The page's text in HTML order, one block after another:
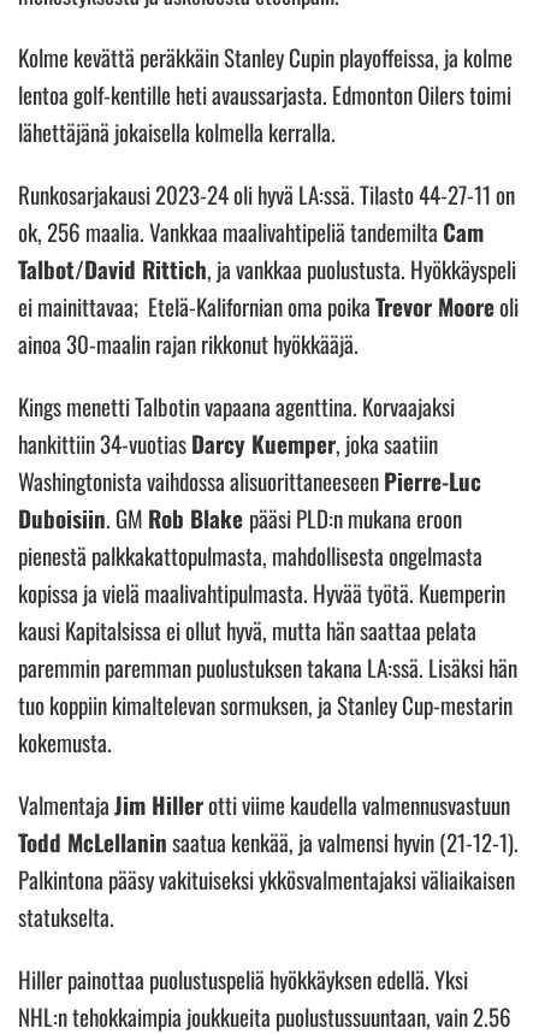
Kolme kevättä peräkkäin Stanley Cupin playoffeissa, ja kolme
lentoa golf-kentille heti avaussarjasta. Edmonton Oilers toimi
lähettäjänä jokaisella kolmella kerralla.
Runkosarjakausi 2023-24 oli hyvä LA:ssä. Tilasto 44-27-11 on
ok, 256 maalia. Vankkaa maalivahtipeliä tandemilta Cam
Talbot/David Rittich, ja vankkaa puolustusta. Hyökkäyspeli
ei mainittavaa; Etelä-Kalifornian oma poikaTrevor Mooreoli
ainoa 30-maalin rajan rikkonut hyökkääjä.
Kings menetti Talbotin vapaana agenttina. Korvaajaksi
hankittiin 34-vuotiasDarcy Kuemper, joka saatiin
Washingtonista vaihdossa alisuorittaneeseenPierre-Luc
Duboisiin. GM Rob Blake pääsi PLD:n mukana eroon
pienestä palkkakattopulmasta, mahdollisesta ongelmasta
kopissa ja vielä maalivahtipulmasta. Hyvää työtä. Kuemperin
kausi Kapitalsissa ei ollut hyvä, mutta hän saattaa pelata
paremmin paremman puolustuksen takana LA:ssä. Lisäksi hän
tuo koppiin kimaltelevan sormuksen, ja Stanley Cup-mestarin
kokemusta.
ValmentajaJim Hillerotti viime kaudella valmennusvastuun
Todd McLellaninsaatua kenkää, ja valmensi hyvin (21-12-1).
Palkintona pääsy vakituiseksi ykkösvalmentajaksi väliaikaisen
statukselta.
Hiller painottaa puolustuspeliä hyökkäyksen edellä. Yksi
NHL:n tehokkaimpia joukkueita puolustussuuntaan, vain 2.56